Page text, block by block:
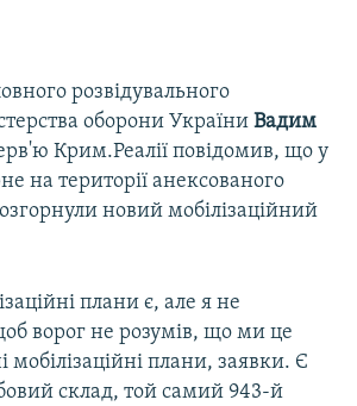
розвідувального
оборони України Вадим
Крим.Реалії повідомив, що у
на території анексованого
новий мобілізаційний
плани є, але я не
ворог не розумів, що ми це
мобілізаційні плани, заявки. Є
склад, той самий 943-й